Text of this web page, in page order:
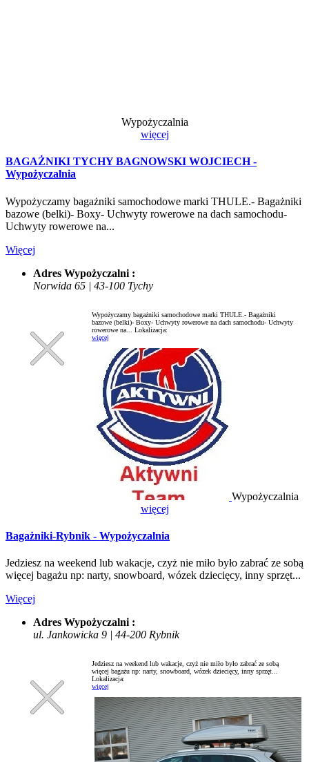
Wypożyczalnia
więcej
BAGAŻNIKI TYCHY BAGNOWSKI WOJCIECH -
Wypożyczalnia
Wypożyczamy bagażniki samochodowe marki THULE.- Bagażniki
bazowe (belki)- Boxy- Uchwyty rowerowe na dach samochodu-
Uchwyty rowerowe na...
Więcej
Adres Wypożyczalni :
Norwida 65 | 43-100 Tychy
Wypożyczamy bagażniki samochodowe marki THULE.- Bagażniki
bazowe (belki)- Boxy- Uchwyty rowerowe na dach samochodu- Uchwyty
rowerowe na... Lokalizacja:
więcej
Wypożyczalnia
więcej
Bagażniki-Rybnik - Wypożyczalnia
Jedziesz na weekend lub wakacje, czyż nie miło było zabrać ze sobą
więcej bagażu np: narty, snowboard, wózek dziecięcy, inny sprzęt...
Więcej
Adres Wypożyczalni :
ul. Jankowicka 9 | 44-200 Rybnik
Jedziesz na weekend lub wakacje, czyż nie miło było zabrać ze sobą
więcej bagażu np: narty, snowboard, wózek dziecięcy, inny sprzęt...
Lokalizacja:
więcej